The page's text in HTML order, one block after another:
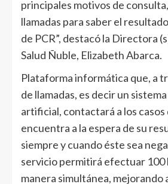
principales motivos de
llamadas para saber el
de PCR”, destacó la Directora
Salud Ñuble, Elizabeth Abarca.
Plataforma informática que, a
de llamadas, es decir un
artificial, contactará a los casos
encuentra a la espera de su
siempre y cuando éste sea
servicio permitirá efectuar 100
manera simultánea, mejorando